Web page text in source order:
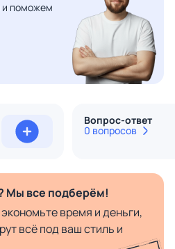
и поможем
Вопрос-ответ
0 вопросов
Мы все подберём!
время и деньги,
всё под ваш стиль и